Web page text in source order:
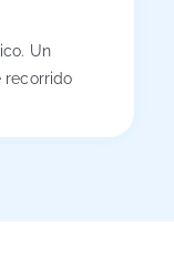
Un
recorrido